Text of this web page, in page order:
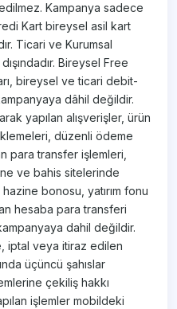
Kampanya sadece
Kart bireysel asil kart
Ticari ve Kurumsal
Bireysel Free
bireysel ve ticari debit-
dâhil değildir.
yapılan alışverişler, ürün
düzenli ödeme
para transfer işlemleri,
ve bahis sitelerinde
bonosu, yatırım fonu
hesaba para transferi
dahil değildir.
iptal veya itiraz edilen
üçüncü şahıslar
çekiliş hakkı
işlemler mobildeki